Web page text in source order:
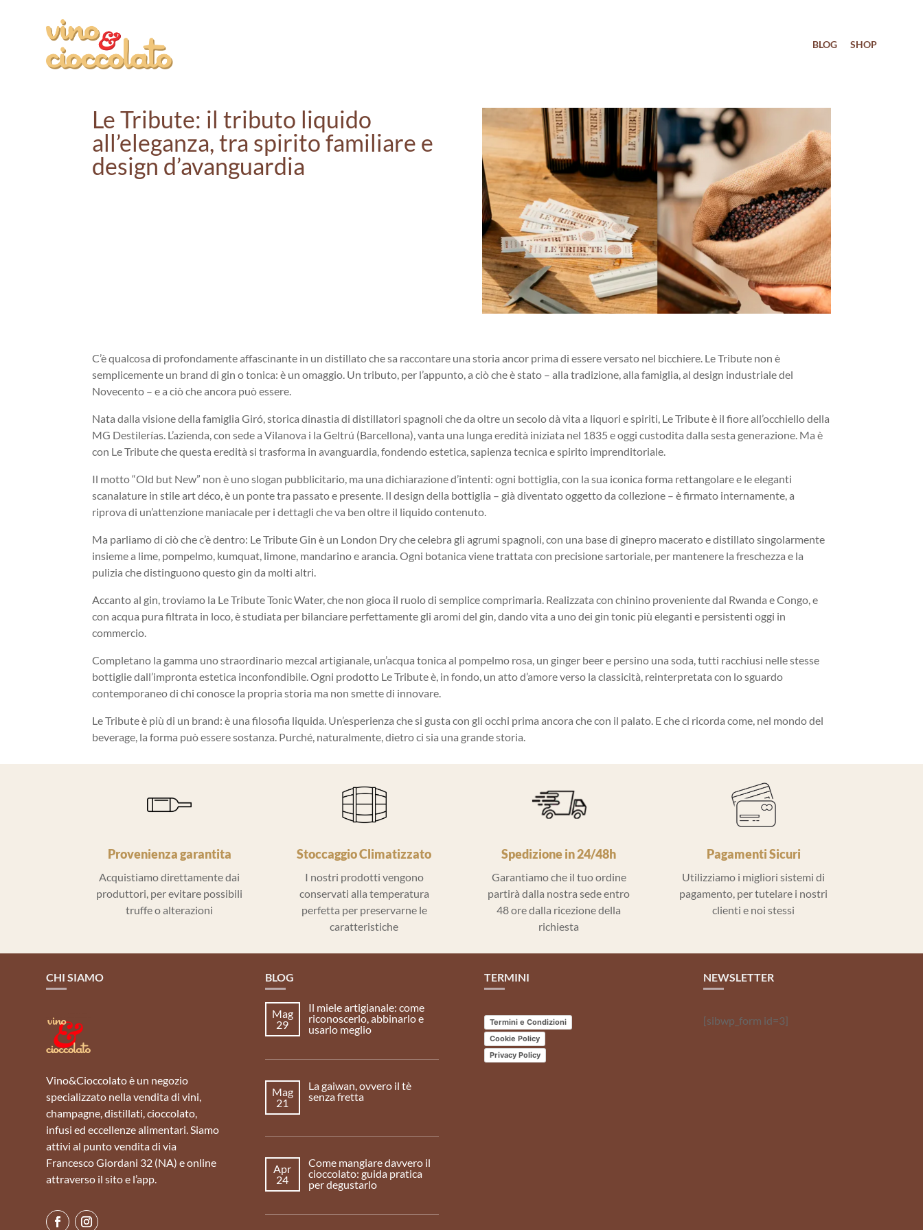
BLOG SHOP
Le Tribute: il tributo liquido
all’eleganza, tra spirito familiare e
design d’avanguardia
C’è qualcosa di profondamente affascinante in un distillato che sa raccontare una storia ancor prima di essere versato nel bicchiere. Le Tribute non è
semplicemente un brand di gin o tonica: è un omaggio. Un tributo, per l’appunto, a ciò che è stato – alla tradizione, alla famiglia, al design industriale del
Novecento – e a ciò che ancora può essere.
Nata dalla visione della famiglia Giró, storica dinastia di distillatori spagnoli che da oltre un secolo dà vita a liquori e spiriti, Le Tribute è il fiore all’occhiello della
MG Destilerías. L’azienda, con sede a Vilanova i la Geltrú (Barcellona), vanta una lunga eredità iniziata nel 1835 e oggi custodita dalla sesta generazione. Ma è
con Le Tribute che questa eredità si trasforma in avanguardia, fondendo estetica, sapienza tecnica e spirito imprenditoriale.
Il motto “Old but New” non è uno slogan pubblicitario, ma una dichiarazione d’intenti: ogni bottiglia, con la sua iconica forma rettangolare e le eleganti
scanalature in stile art déco, è un ponte tra passato e presente. Il design della bottiglia – già diventato oggetto da collezione – è firmato internamente, a
riprova di un’attenzione maniacale per i dettagli che va ben oltre il liquido contenuto.
Ma parliamo di ciò che c’è dentro: Le Tribute Gin è un London Dry che celebra gli agrumi spagnoli, con una base di ginepro macerato e distillato singolarmente
insieme a lime, pompelmo, kumquat, limone, mandarino e arancia. Ogni botanica viene trattata con precisione sartoriale, per mantenere la freschezza e la
pulizia che distinguono questo gin da molti altri.
Accanto al gin, troviamo la Le Tribute Tonic Water, che non gioca il ruolo di semplice comprimaria. Realizzata con chinino proveniente dal Rwanda e Congo, e
con acqua pura filtrata in loco, è studiata per bilanciare perfettamente gli aromi del gin, dando vita a uno dei gin tonic più eleganti e persistenti oggi in
commercio.
Completano la gamma uno straordinario mezcal artigianale, un’acqua tonica al pompelmo rosa, un ginger beer e persino una soda, tutti racchiusi nelle stesse
bottiglie dall’impronta estetica inconfondibile. Ogni prodotto Le Tribute è, in fondo, un atto d’amore verso la classicità, reinterpretata con lo sguardo
contemporaneo di chi conosce la propria storia ma non smette di innovare.
Le Tribute è più di un brand: è una filosofia liquida. Un’esperienza che si gusta con gli occhi prima ancora che con il palato. E che ci ricorda come, nel mondo del
beverage, la forma può essere sostanza. Purché, naturalmente, dietro ci sia una grande storia.
Provenienza garantita
Acquistiamo direttamente dai
produttori, per evitare possibili
truffe o alterazioni
Stoccaggio Climatizzato
I nostri prodotti vengono
conservati alla temperatura
perfetta per preservarne le
caratteristiche
Spedizione in 24/48h
Garantiamo che il tuo ordine
partirà dalla nostra sede entro
48 ore dalla ricezione della
richiesta
Pagamenti Sicuri
Utilizziamo i migliori sistemi di
pagamento, per tutelare i nostri
clienti e noi stessi
CHI SIAMO
Vino&Cioccolato è un negozio
specializzato nella vendita di vini,
champagne, distillati, cioccolato,
infusi ed eccellenze alimentari. Siamo
attivi al punto vendita di via
Francesco Giordani 32 (NA) e online
attraverso il sito e l’app.
BLOG
Il miele artigianale: come
riconoscerlo, abbinarlo e
usarlo meglio
Mag
29
La gaiwan, ovvero il tè
senza fretta
Mag
21
Come mangiare davvero il
cioccolato: guida pratica
per degustarlo
Apr
24
TERMINI
Termini e Condizioni
Cookie Policy
Privacy Policy
NEWSLETTER
[sibwp_form id=3]